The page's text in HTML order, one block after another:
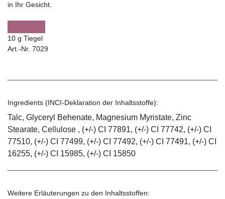
in Ihr Gesicht.
10 g Tiegel
Art.-Nr. 7029
Ingredients (INCI-Deklaration der Inhaltsstoffe):
Talc, Glyceryl Behenate, Magnesium Myristate, Zinc
Stearate, Cellulose , (+/-) CI 77891, (+/-) CI 77742, (+/-) CI
77510, (+/-) CI 77499, (+/-) CI 77492, (+/-) CI 77491, (+/-) CI
16255, (+/-) CI 15985, (+/-) CI 15850
Weitere Erläuterungen zu den Inhaltsstoffen: